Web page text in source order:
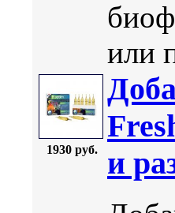
или
1930 руб.
и